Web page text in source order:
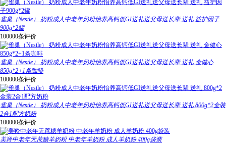
雀巢（Nestle） 奶粉成人中老年奶粉怡养高钙低GI送礼送父母送长辈 送礼 益护因子
900g*2罐
100000条评价
雀巢（Nestle） 奶粉成人中老年奶粉怡养高钙低GI送礼送父母送长辈 送礼 金健心
850g*2+1条咖啡
100000条评价
雀巢（Nestle） 奶粉成人中老年奶粉怡养高钙低GI送礼送父母送长辈 送礼 800g*2金装
2合1配方奶粉
100000条评价
美羚中老年无蔗糖羊奶粉 中老年羊奶粉 成人羊奶粉 400g袋装